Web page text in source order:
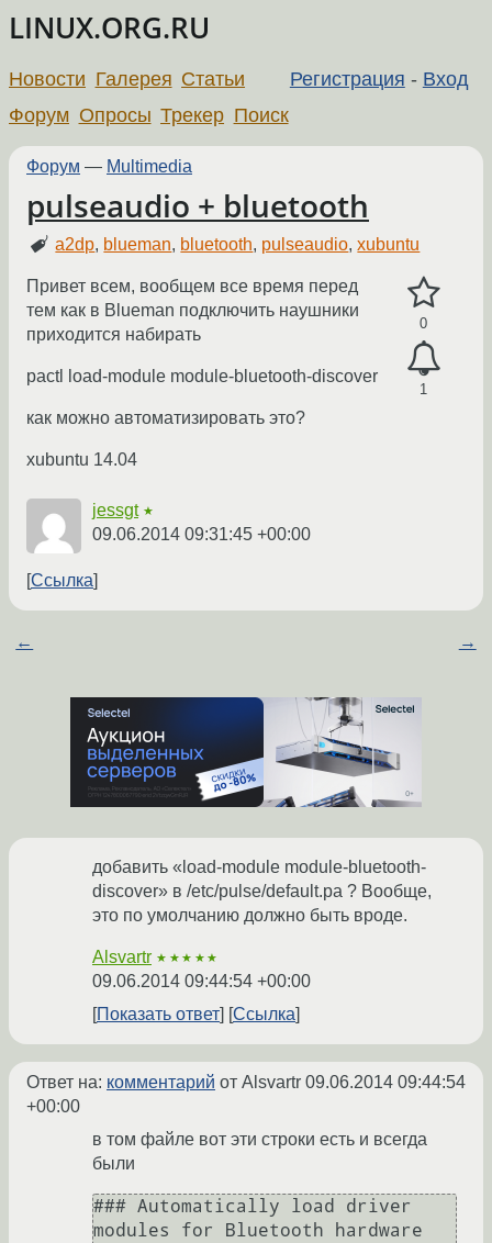
LINUX.ORG.RU
Регистрация - Вход
Новости Галерея Статьи
Форум Опросы Трекер Поиск
Форум — Multimedia
pulseaudio + bluetooth
a2dp, blueman, bluetooth, pulseaudio,xubuntu
0
1
Привет всем, вообщем все время перед
тем как в Blueman подключить наушники
приходится набирать
pactl load-module module-bluetooth-discover
как можно автоматизировать это?
xubuntu 14.04
jessgt ★
09.06.2014 09:31:45 +00:00
Ссылка
← →
добавить «load-module module-bluetooth-
discover» в /etc/pulse/default.pa ? Вообще,
это по умолчанию должно быть вроде.
Alsvartr ★★★★★
09.06.2014 09:44:54 +00:00
Показать ответ
Ссылка
Ответ на: комментарий от Alsvartr 09.06.2014 09:44:54
+00:00
в том файле вот эти строки есть и всегда
были
### Automatically load driver
modules for Bluetooth hardware